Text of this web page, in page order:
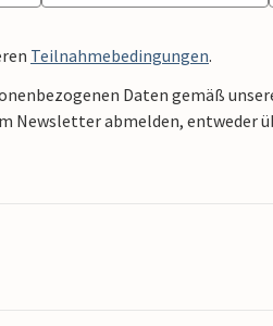
Teilnahmebedingungen.
Daten gemäß
Newsletter abmelden, entweder